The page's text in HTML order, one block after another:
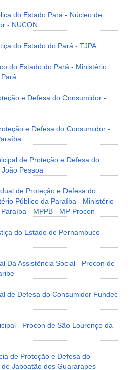
do Estado Pará - Núcleo de
- NUCON
do Estado do Pará - TJPA
do Estado do Pará - Ministério
e Defesa do Consumidor -
e Defesa do Consumidor -
de Proteção e Defesa do
Pessoa
de Proteção e Defesa do
Público da Paraíba - Ministério
- MPPB - MP Procon
do Estado de Pernambuco -
Da Assistência Social - Procon de
de Defesa do Consumidor Fundec
- Procon de São Lourenço da
de Proteção e Defesa do
Jaboatão dos Guararapes